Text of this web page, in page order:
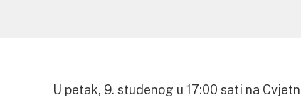
U petak, 9. studenog u 17:00 sati na